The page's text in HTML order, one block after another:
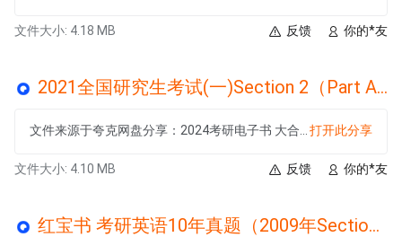
文件大小: 4.18 MB 你的*友
反馈
2021全国研究生考试(一)Section 2（Part A）Text 4.mp3
打开此分享
文件大小: 4.10 MB 你的*友
反馈
红宝书 考研英语10年真题（2009年SectionI Use of English).mp3